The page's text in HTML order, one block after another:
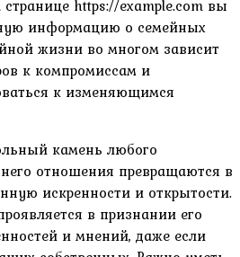
https://example.com вы
информацию о семейных
жизни во многом зависит
к компромиссам и
к изменяющимся
камень любого
отношения превращаются в
искренности и открытости.
в признании его
и мнений, даже если